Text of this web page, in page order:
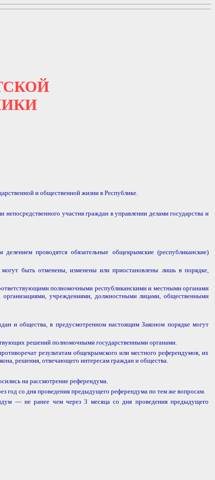
и общественной жизни в Республике.
участия граждан в управлении делами государства и
проводятся обязательные общекрымские (республиканские)
быть отменены, изменены или приостановлены лишь в порядке,
полномочными республиканскими и местными органами
учреждениями, должностными лицами, общественными
и общества, в предусмотренном настоящим Законом порядке могут
решений полномочными государственными органами.
результатам общекрымского или местного референдумов, их
решения, отвечающего интересам граждан и общества.
на рассмотрение референдума.
год со дня проведения предыдущего референдума по тем же вопросам.
— не ранее чем через 3 месяца со дня проведения предыдущего